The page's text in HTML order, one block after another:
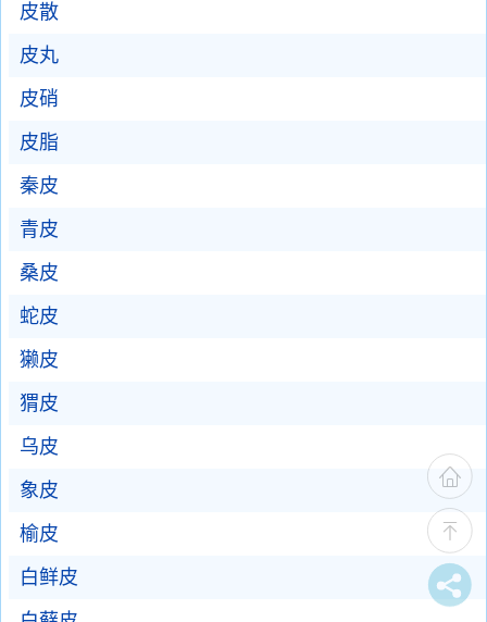
皮散
皮丸
皮硝
皮脂
秦皮
青皮
桑皮
蛇皮
獭皮
猬皮
乌皮
象皮
榆皮
白鲜皮